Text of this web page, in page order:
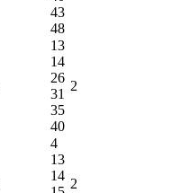
43
48
13
14
26
31
35
40
2
4
13
14
2